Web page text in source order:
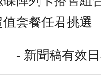
套餐任君挑選
- 新聞稿有效